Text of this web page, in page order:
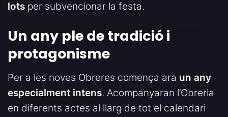
lots per subvencionar la festa.
Un any ple de tradició i
protagonisme
Per a les noves Obreres comença ara un any
especialment intens. Acompanyaran l’Obreria
en diferents actes al llarg de tot el calendari